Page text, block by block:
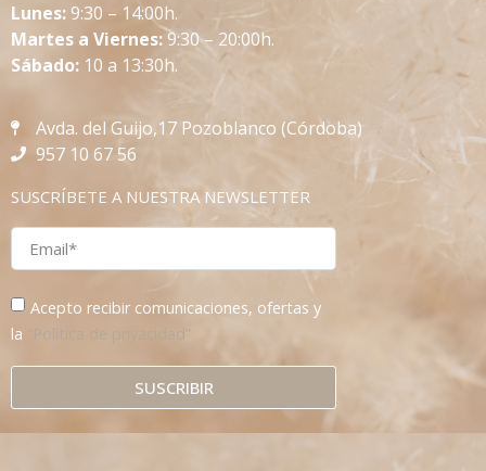
Lunes:9:30 – 14:00h.
Martes a Viernes:9:30 – 20:00h.
Sábado: 10 a 13:30h.
Avda. del Guijo,17 Pozoblanco (Córdoba)
957 10 67 56
SUSCRÍBETE A NUESTRA NEWSLETTER
Acepto recibir comunicaciones, ofertas y
la
“Política de privacidad”
SUSCRIBIR